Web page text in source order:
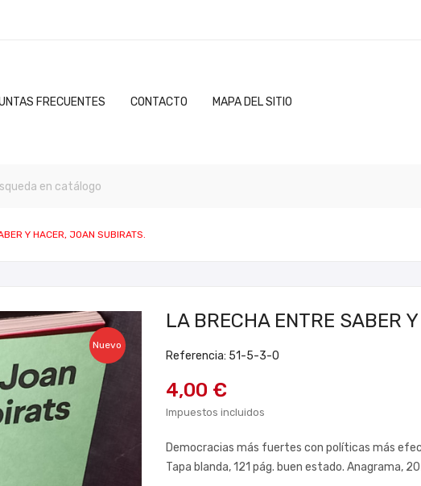
FRECUENTES CONTACTO MAPA DEL SITIO
Y HACER, JOAN SUBIRATS.
Nuevo
LA BRECHA ENTRE SABER
Referencia: 51-5-3-0
4,00 €
Impuestos incluidos
Democracias más fuertes con políticas más
Tapa blanda, 121 pág. buen estado. Anagrama,